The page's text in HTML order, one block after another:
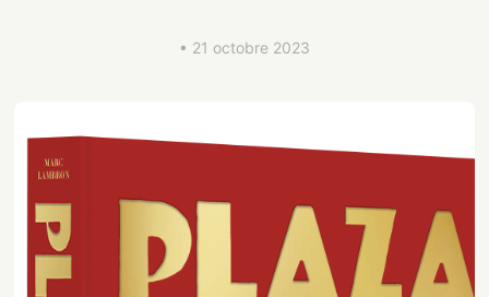
Contact
• 21 octobre 2023